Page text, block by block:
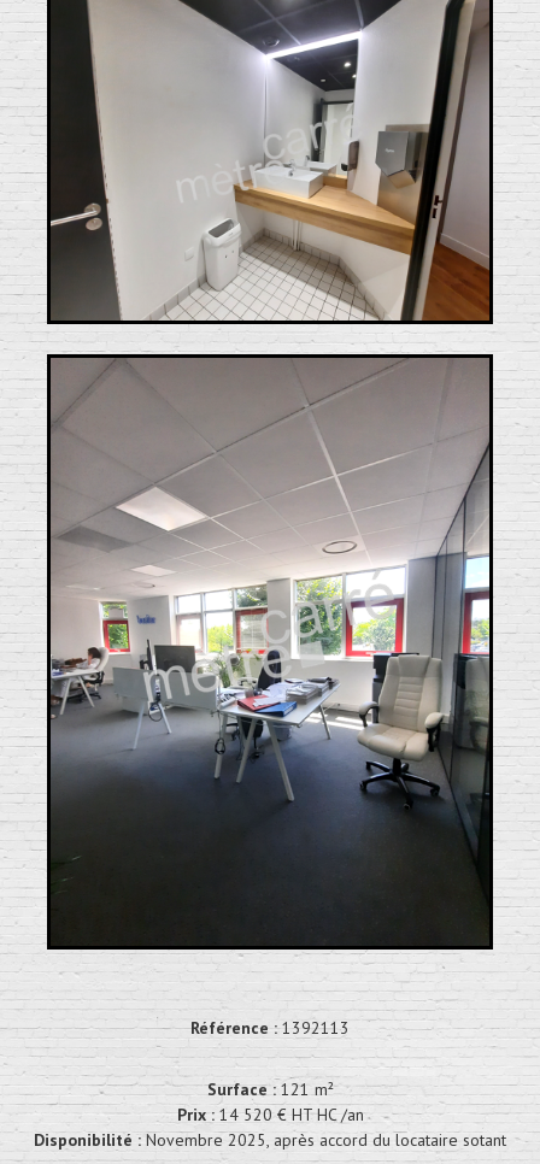
Référence :1392113
Surface : 121 m²
Prix : 14 520 € HT HC /an
Disponibilité : Novembre 2025, après accord du locataire sotant